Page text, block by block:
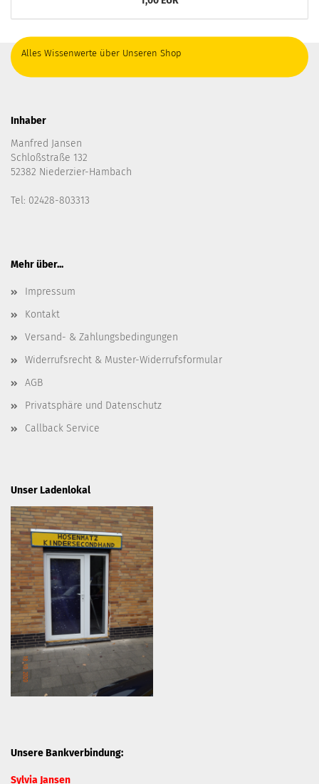
Alles Wissenwerte über Unseren Shop
Inhaber
Manfred Jansen
Schloßstraße 132
52382 Niederzier-Hambach
Tel: 02428-803313
Mehr über...
Impressum
Kontakt
Versand- & Zahlungsbedingungen
Widerrufsrecht & Muster-Widerrufsformular
AGB
Privatsphäre und Datenschutz
Callback Service
Unser Ladenlokal
Unsere Bankverbindung:
Sylvia Jansen